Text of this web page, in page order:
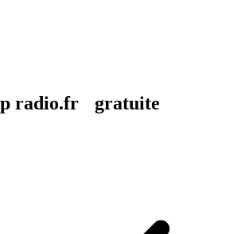
radio.fr gratuite